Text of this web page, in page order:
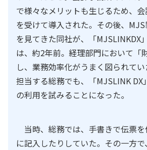
で様々なメリットも生じるため、
を受けて導入された。その後、
を見てきた同社が、「MJSLINKDX
は、約2年前。経理部門において「
し、業務効率化がうまく図られて
担当する総務でも、「MJSLINK DX
の利用を試みることになった。
当時、総務では、手書きで伝票
に記入したりしていた。その一方